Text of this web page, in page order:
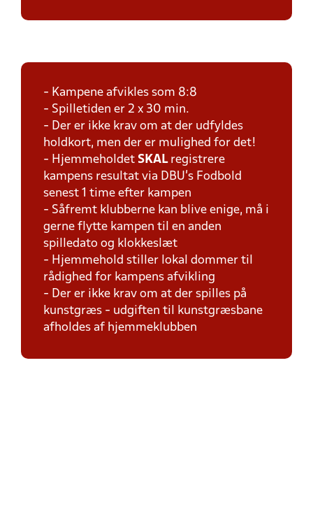
- Kampene afvikles som 8:8
- Spilletiden er 2 x 30 min.
- Der er ikke krav om at der udfyldes
holdkort, men der er mulighed for det!
- Hjemmeholdet SKAL registrere
kampens resultat via DBU's Fodbold
senest 1 time efter kampen
- Såfremt klubberne kan blive enige, må i
gerne flytte kampen til en anden
spilledato og klokkeslæt
- Hjemmehold stiller lokal dommer til
rådighed for kampens afvikling
- Der er ikke krav om at der spilles på
kunstgræs - udgiften til kunstgræsbane
afholdes af hjemmeklubben